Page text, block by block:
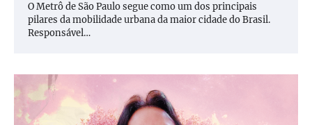
O Metrô de São Paulo segue como um dos principais
pilares da mobilidade urbana da maior cidade do Brasil.
Responsável…